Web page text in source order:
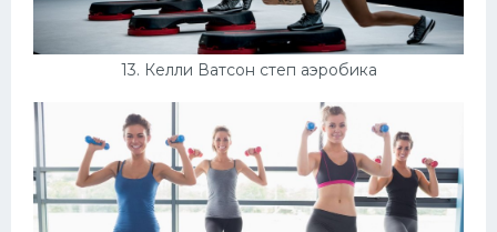
13. Келли Ватсон степ аэробика